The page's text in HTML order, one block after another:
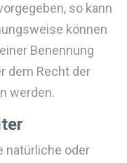
so kann
können
Benennung
dem Recht der
werden.
natürliche oder